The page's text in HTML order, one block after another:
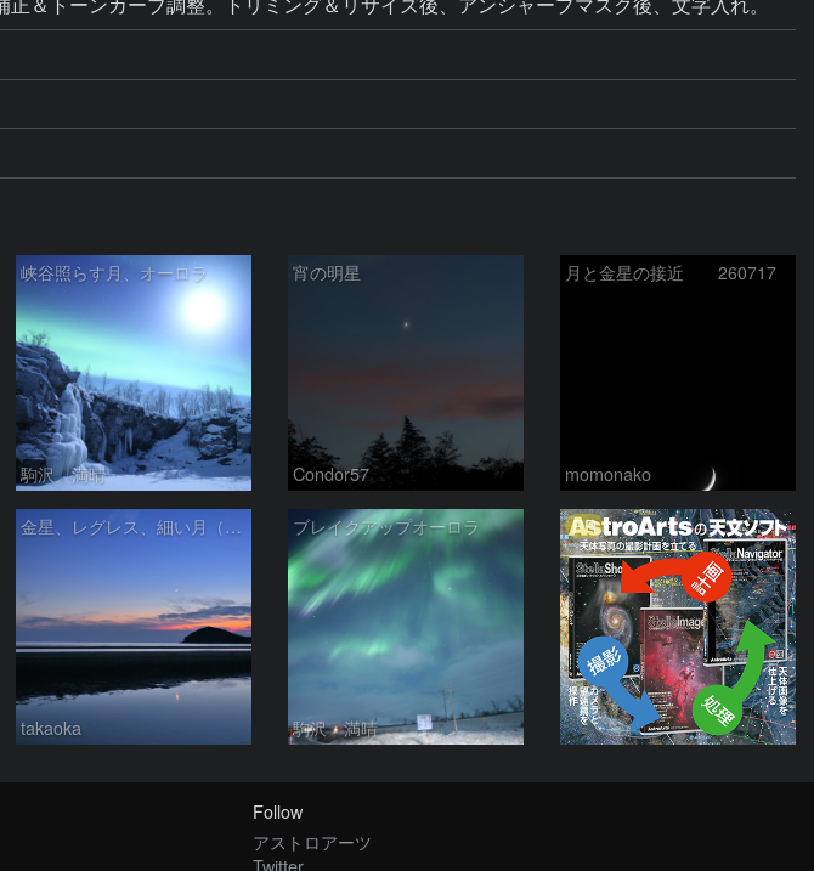
峡谷照らす月、オーロラ
駒沢 満晴
宵の明星
Condor57
月と金星の接近 260717
momonako
金星、レグレス、細い月（７月１６日）
takaoka
ブレイクアップオーロラ
駒沢 満晴
PR
Follow
アストロアーツ
Twitter